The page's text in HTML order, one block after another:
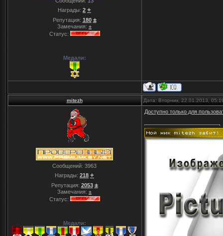
Награды: 2 +
Репутация: 180 ±
Замечания: ±
Статус:
Медали:
mitezh Дата: Вторник, 22.01.2013,
Сообщений: 3963
Награды: 218 +
Репутация: 2053 ±
Замечания: ±
Статус:
Медали:
Доступно только для